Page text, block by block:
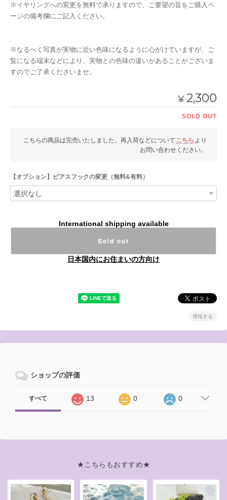
※イヤリングへの変更を無料で承りますので、ご要望の旨をご購入ペ
ージの備考欄にご記入ください。
※なるべく写真が実物に近い色味になるように心がけていますが、ご
覧になる端末などにより、実物との色味の違いがあることがございま
すのでご了承くださいませ。
¥2,300
SOLD OUT
こちらの商品は完売いたしました。再入荷などについて こちら より
お問い合わせください。
【オプション】ピアスフックの変更（無料&有料）
International shipping available
Sold out
日本国内にお住まいの方向け
通報する
ショップの評価
すべて 13 0 0
★こちらもおすすめ★